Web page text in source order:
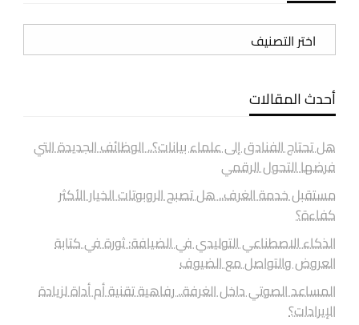
تصنيفات
أحدث المقالات
هل تحتاج الفنادق إلى علماء بيانات؟.. الوظائف الجديدة التي
فرضها التحول الرقمي
مستقبل خدمة الغرف.. هل تصبح الروبوتات الخيار الأكثر
كفاءة؟
الذكاء الاصطناعي التوليدي في الضيافة: ثورة في كتابة
العروض والتواصل مع الضيوف
المساعد الصوتي داخل الغرفة.. رفاهية تقنية أم أداة لزيادة
الإيرادات؟